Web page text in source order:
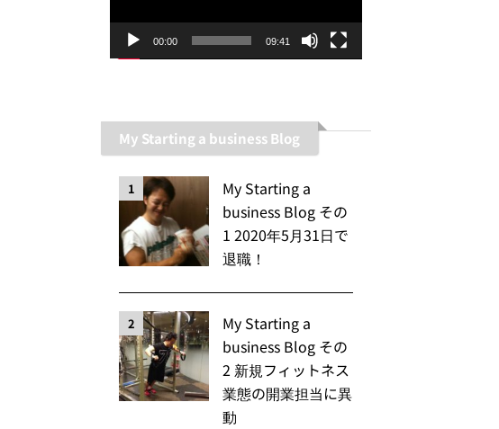
ー
00:00 09:41
My Starting a business Blog
1
My Starting a
business Blog その
1 2020年5月31日で
退職！
2
My Starting a
business Blog その
2 新規フィットネス
業態の開業担当に異
動